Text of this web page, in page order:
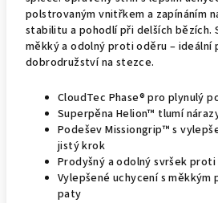
polstrovaným vnitřkem a zapínáním
stabilitu a pohodlí při delších bězích.
měkký a odolný proti oděru – ideální
dobrodružství na stezce.
CloudTec Phase® pro plynulý
Superpěna Helion™ tlumí
Podešev Missiongrip™ s
jistý krok
Prodyšný a odolný svršek
Vylepšené uchycení s
paty